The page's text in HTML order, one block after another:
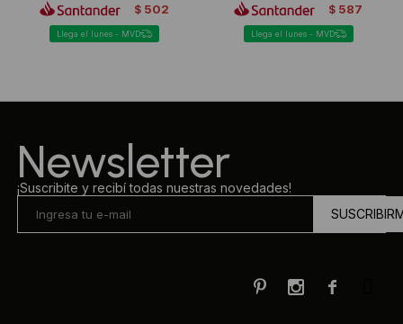
$ 502
Llega el lunes - MVD
$ 587
Llega el lunes - MVD
Newsletter
¡Suscribite y recibí todas nuestras novedades!

 